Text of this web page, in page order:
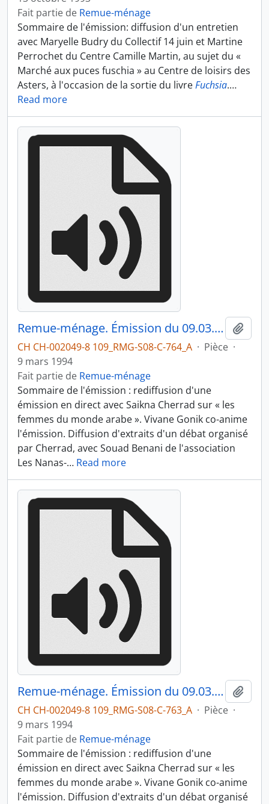
Fait partie de Remue-ménage
Sommaire de l'émission: diffusion d'un entretien
avec Maryelle Budry du Collectif 14 juin et Martine
Perrochet du Centre Camille Martin, au sujet du «
Marché aux puces fuschia » au Centre de loisirs des
Asters, à l'occasion de la sortie du livreFuchsia.…
Read more
Remue-ménage. Émission du 09.03.1994 3/3
CH CH-002049-8 109_RMG-S08-C-764_A · Pièce ·
9 mars 1994
Fait partie de Remue-ménage
Sommaire de l'émission : rediffusion d'une
émission en direct avec Saikna Cherrad sur « les
femmes du monde arabe ». Vivane Gonik co-anime
l'émission. Diffusion d'extraits d'un débat organisé
par Cherrad, avec Souad Benani de l'association
Les Nanas-… Read more
Remue-ménage. Émission du 09.03.1994 1/3
CH CH-002049-8 109_RMG-S08-C-763_A · Pièce ·
9 mars 1994
Fait partie de Remue-ménage
Sommaire de l'émission : rediffusion d'une
émission en direct avec Saikna Cherrad sur « les
femmes du monde arabe ». Vivane Gonik co-anime
l'émission. Diffusion d'extraits d'un débat organisé